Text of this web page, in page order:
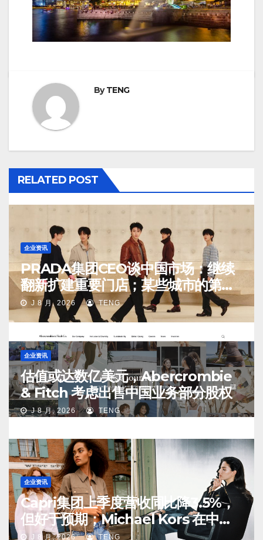
ByTENG
RELATED POST
企业资讯
PRADA集团CEO谈中国市场：继续
翻新扩建重要门店；某些城市的第
二、第三店不再有价值
J 8 月, 2026 TENG
企业资讯
估值或达数亿美元，Abercrombie
& Fitch 考虑出售中国业务部分股权
J 8 月, 2026 TENG
企业资讯
Capri集团上季度营收同比降3.5%，
但好于预期；Michael Kors 在中国
市场持续向好
J 8 月, 2026 TENG